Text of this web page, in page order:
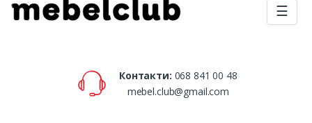
☰
Контакти: 068 841 00 48
mebel.club@gmail.com